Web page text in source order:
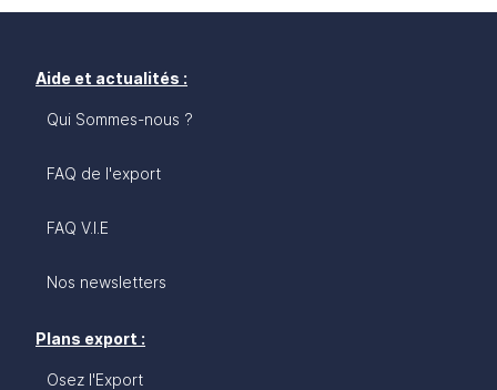
Aide et actualités :
Qui Sommes-nous ?
FAQ de l'export
FAQ V.I.E
Nos newsletters
Plans export :
Osez l'Export